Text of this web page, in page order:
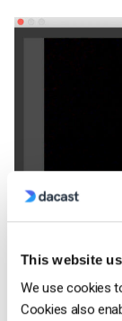
This website
We use cookies
Cookies also